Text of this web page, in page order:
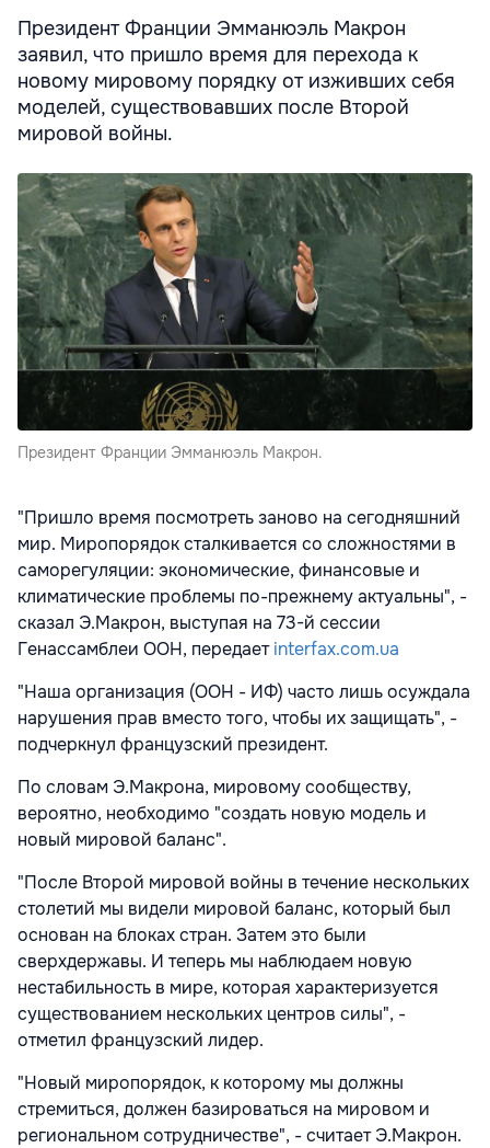
Президент Франции Эмманюэль Макрон
заявил, что пришло время для перехода к
новому мировому порядку от изживших себя
моделей, существовавших после Второй
мировой войны.
Президент Франции Эмманюэль Макрон.
"Пришло время посмотреть заново на сегодняшний
мир. Миропорядок сталкивается со сложностями в
саморегуляции: экономические, финансовые и
климатические проблемы по-прежнему актуальны", -
сказал Э.Макрон, выступая на 73-й сессии
Генассамблеи ООН, передаетinterfax.com.ua
"Наша организация (ООН - ИФ) часто лишь осуждала
нарушения прав вместо того, чтобы их защищать", -
подчеркнул французский президент.
По словам Э.Макрона, мировому сообществу,
вероятно, необходимо "создать новую модель и
новый мировой баланс".
"После Второй мировой войны в течение нескольких
столетий мы видели мировой баланс, который был
основан на блоках стран. Затем это были
сверхдержавы. И теперь мы наблюдаем новую
нестабильность в мире, которая характеризуется
существованием нескольких центров силы", -
отметил французский лидер.
"Новый миропорядок, к которому мы должны
стремиться, должен базироваться на мировом и
региональном сотрудничестве", - считает Э.Макрон.